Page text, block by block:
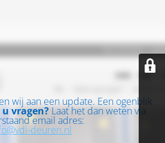
wij aan een update. Een ogenblik
vragen? Laat het dan weten via
email adres:
deuren.nl